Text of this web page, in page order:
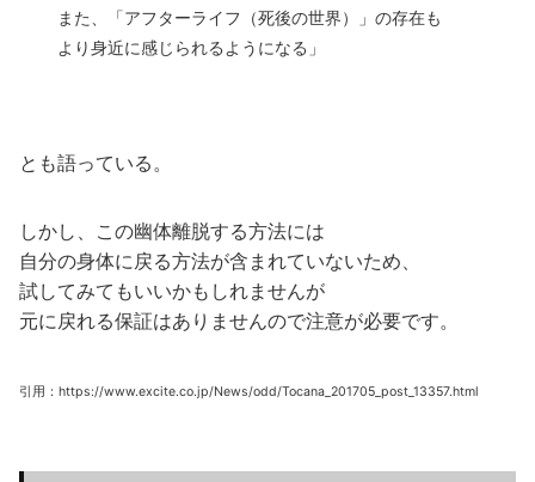
また、「アフターライフ（死後の世界）」の存在も
より身近に感じられるようになる」
とも語っている。
しかし、この幽体離脱する方法には
自分の身体に戻る方法が含まれていないため、
試してみてもいいかもしれませんが
元に戻れる保証はありませんので注意が必要です。
引用：https://www.excite.co.jp/News/odd/Tocana_201705_post_13357.html